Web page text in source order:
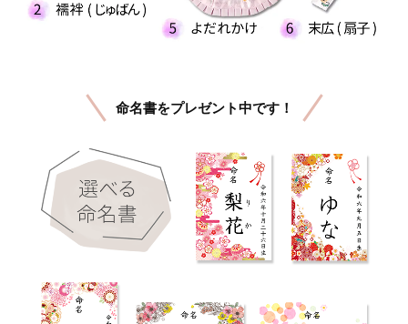
命名書をプレゼント中です！